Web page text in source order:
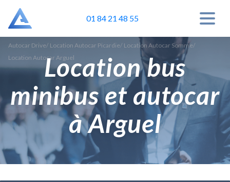
01 84 21 48 55
Autocar Drive/ Location Autocar Picardie/ Location Autocar Somme/
Location Autocar ArguelLocation bus
minibus et autocar
à Arguel